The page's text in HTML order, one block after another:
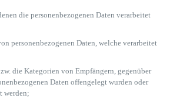
die personenbezogenen Daten verarbeitet
personenbezogenen Daten, welche verarbeitet
die Kategorien von Empfängern, gegenüber
Daten offengelegt wurden oder
werden;